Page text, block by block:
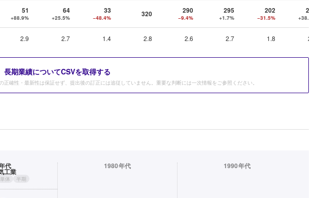
51
+88.9%
64
+25.5%
33
−48.4% 320 290
−9.4%
295
+1.7%
202
−31.5%
280
+38.6%
2.9 2.7 1.4 2.8 2.6 2.7 1.8 2.4
長期業績についてCSVを取得する
確性・最新性は保証せず、提出後の訂正には追従していません。重要な判断には一次情報をご参照ください。
代
工業
単体 半期
1980年代 1990年代